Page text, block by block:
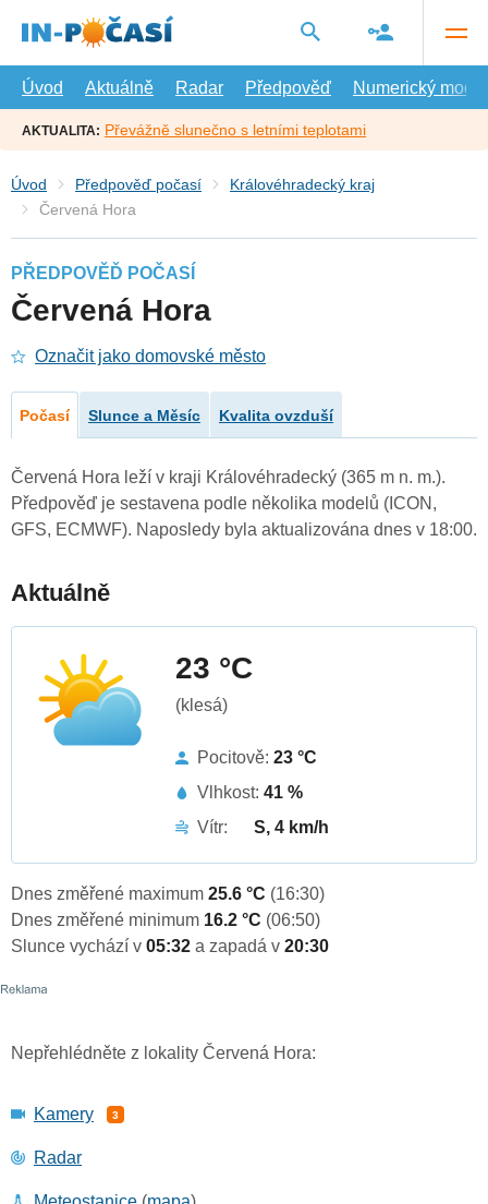
hlavní
Úvod
Aktuálně Radar Předpověď Numerický model
AKTUALITA: Převážně slunečno s letními teplotami
Úvod Předpověď počasí
Královéhradecký kraj
Červená Hora
PŘEDPOVĚĎ POČASÍ
Červená Hora
Označit jako domovské město
Počasí Slunce a Měsíc Kvalita ovzduší
Červená Hora leží v kraji Královéhradecký (365 m n. m.).
Předpověď je sestavena podle několika modelů (ICON,
GFS, ECMWF). Naposledy byla aktualizována dnes v 18:00.
Aktuálně
23 °C
(klesá)
Pocitově: 23 °C
Vlhkost: 41 %
Vítr:
S, 4 km/h
Dnes změřené maximum 25.6 °C (16:30)
Dnes změřené minimum 16.2 °C (06:50)
Slunce vychází v 05:32 a zapadá v 20:30
Nepřehlédněte z lokality Červená Hora:
Kamery 3
Radar